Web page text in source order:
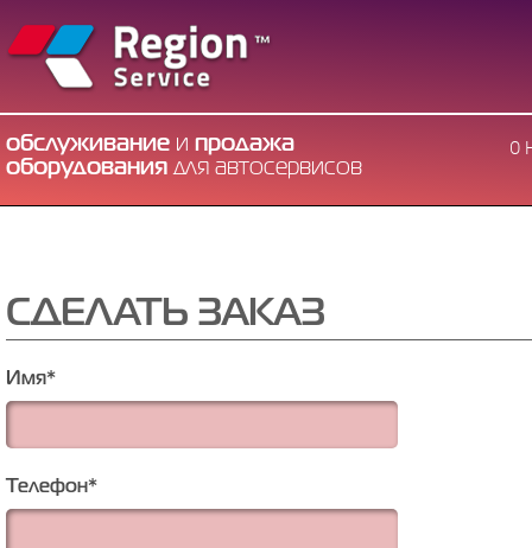
обслуживание ипродажа
оборудования для автосервисов
О
СДЕЛАТЬ ЗАКАЗ
Имя*
Телефон *